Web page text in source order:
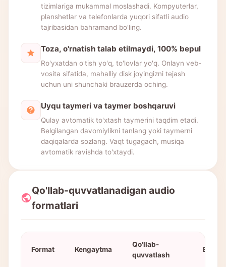
tizimlariga mukammal moslashadi. Kompyuterlar,
planshetlar va telefonlarda yuqori sifatli audio
tajribasidan bahramand bo'ling.
Toza, o'rnatish talab etilmaydi, 100% bepul
Ro'yxatdan o'tish yo'q, to'lovlar yo'q. Onlayn veb-
vosita sifatida, mahalliy disk joyingizni tejash
uchun uni shunchaki brauzerda oching.
Uyqu taymeri va taymer boshqaruvi
Qulay avtomatik to'xtash taymerini taqdim etadi.
Belgilangan davomiylikni tanlang yoki taymerni
daqiqalarda sozlang. Vaqt tugagach, musiqa
avtomatik ravishda to'xtaydi.
Qo'llab-quvvatlanadigan audio
formatlari
Format Kengaytma
Qo'llab-
quvvatlash